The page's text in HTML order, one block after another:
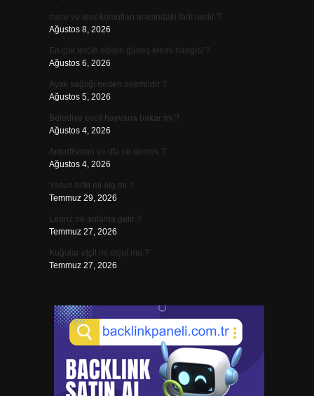
more ve less komutları arasındaki fark nedir ?
Ağustos 8, 2026
En çok tercih edilen güneş kremi hangisi ?
Ağustos 6, 2026
Ayak sağlığı neden önemlidir ?
Ağustos 5, 2026
Belediye evcil hayvana bakar mı ?
Ağustos 4, 2026
Amortisman ve itfa ne demek ?
Ağustos 4, 2026
Yosun bitki mi alg mi ?
Temmuz 29, 2026
Lebriz ne anlama gelir ?
Temmuz 27, 2026
Kuğular etçil mi otçul mu ?
Temmuz 27, 2026